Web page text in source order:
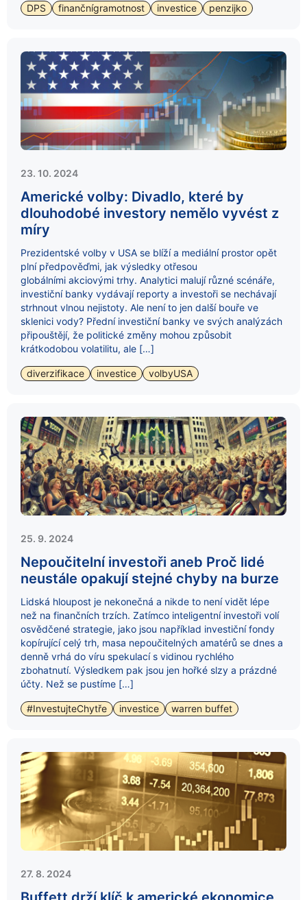
DPS finančnígramotnost investice penzijko
23. 10. 2024
Americké volby: Divadlo, které by
dlouhodobé investory nemělo vyvést z
míry
Prezidentské volby v USA se blíží a mediální prostor opět
plní předpověďmi, jak výsledky otřesou
globálními akciovými trhy. Analytici malují různé scénáře,
investiční banky vydávají reporty a investoři se nechávají
strhnout vlnou nejistoty. Ale není to jen další bouře ve
sklenici vody? Přední investiční banky ve svých analýzách
připouštějí, že politické změny mohou způsobit
krátkodobou volatilitu, ale […]
diverzifikace investice volbyUSA
25. 9. 2024
Nepoučitelní investoři aneb Proč lidé
neustále opakují stejné chyby na burze
Lidská hloupost je nekonečná a nikde to není vidět lépe
než na finančních trzích. Zatímco inteligentní investoři volí
osvědčené strategie, jako jsou například investiční fondy
kopírující celý trh, masa nepoučitelných amatérů se dnes a
denně vrhá do víru spekulací s vidinou rychlého
zbohatnutí. Výsledkem pak jsou jen hořké slzy a prázdné
účty. Než se pustíme […]
#InvestujteChytře investice warren buffet
27. 8. 2024